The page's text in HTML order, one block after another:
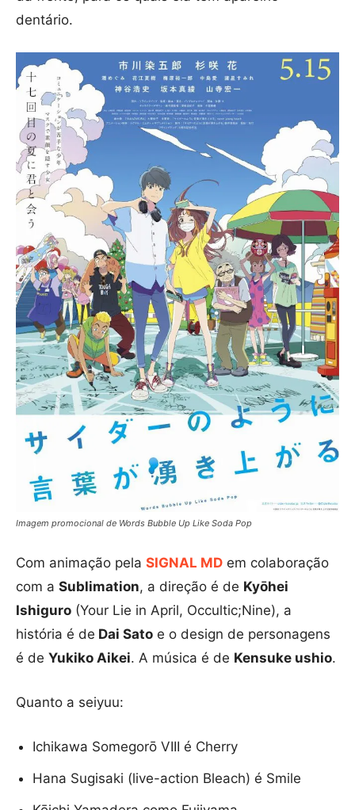
dentário.
Imagem promocional de Words Bubble Up Like Soda Pop
Com animação pela SIGNAL MD em colaboração
com a Sublimation, a direção é de Kyōhei
Ishiguro (Your Lie in April, Occultic;Nine), a
história é de Dai Sato e o design de personagens
é de Yukiko Aikei. A música é de Kensuke ushio.
Quanto a seiyuu:
Ichikawa Somegorō VIII é Cherry
Hana Sugisaki (live-action Bleach) é Smile